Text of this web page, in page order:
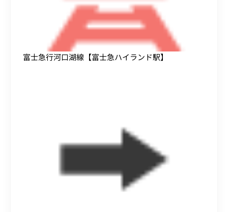
富士急行河口湖線【富士急ハイランド駅】